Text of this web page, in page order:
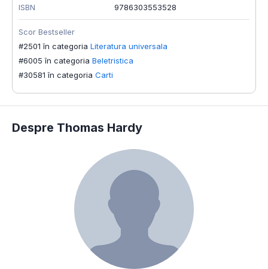
ISBN 9786303553528
Scor Bestseller
#2501 în categoria Literatura universala
#6005 în categoria Beletristica
#30581 în categoria Carti
Despre Thomas Hardy